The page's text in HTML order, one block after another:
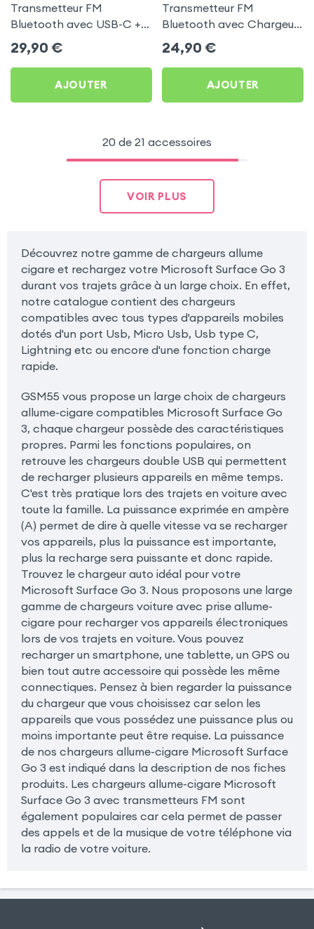
Transmetteur FM
Bluetooth avec USB-C +
USB pour Microsoft
Surface Go 3
29,90 €
AJOUTER
Transmetteur FM
Bluetooth avec Chargeur
Allume Cigare USB / USB-
C, C2 - Noir pour
Microsoft Surface Go 3
24,90 €
AJOUTER
20 de 21 accessoires
VOIR PLUS
Découvrez notre gamme de chargeurs allume
cigare et rechargez votre Microsoft Surface Go 3
durant vos trajets grâce à un large choix. En effet,
notre catalogue contient des chargeurs
compatibles avec tous types d'appareils mobiles
dotés d'un port Usb, Micro Usb, Usb type C,
Lightning etc ou encore d'une fonction charge
rapide.
GSM55 vous propose un large choix de chargeurs
allume-cigare compatibles Microsoft Surface Go
3, chaque chargeur possède des caractéristiques
propres. Parmi les fonctions populaires, on
retrouve les chargeurs double USB qui permettent
de recharger plusieurs appareils en même temps.
C'est très pratique lors des trajets en voiture avec
toute la famille. La puissance exprimée en ampère
(A) permet de dire à quelle vitesse va se recharger
vos appareils, plus la puissance est importante,
plus la recharge sera puissante et donc rapide.
Trouvez le chargeur auto idéal pour votre
Microsoft Surface Go 3. Nous proposons une large
gamme de chargeurs voiture avec prise allume-
cigare pour recharger vos appareils électroniques
lors de vos trajets en voiture. Vous pouvez
recharger un smartphone, une tablette, un GPS ou
bien tout autre accessoire qui possède les même
connectiques. Pensez à bien regarder la puissance
du chargeur que vous choisissez car selon les
appareils que vous possédez une puissance plus ou
moins importante peut être requise. La puissance
de nos chargeurs allume-cigare Microsoft Surface
Go 3 est indiqué dans la description de nos fiches
produits. Les chargeurs allume-cigare Microsoft
Surface Go 3 avec transmetteurs FM sont
également populaires car cela permet de passer
des appels et de la musique de votre téléphone via
la radio de votre voiture.